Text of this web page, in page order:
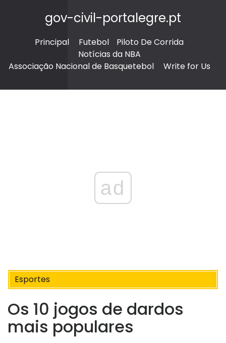
gov-civil-portalegre.pt
Principal Futebol
Piloto De Corrida
Notícias da NBA
Associação Nacional de Basquetebol
Write for Us
ad
Esportes
Os 10 jogos de dardos
mais populares